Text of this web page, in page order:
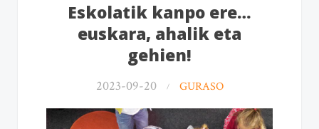
Eskolatik kanpo ere…
euskara, ahalik eta
gehien!
2023-09-20 GURASO